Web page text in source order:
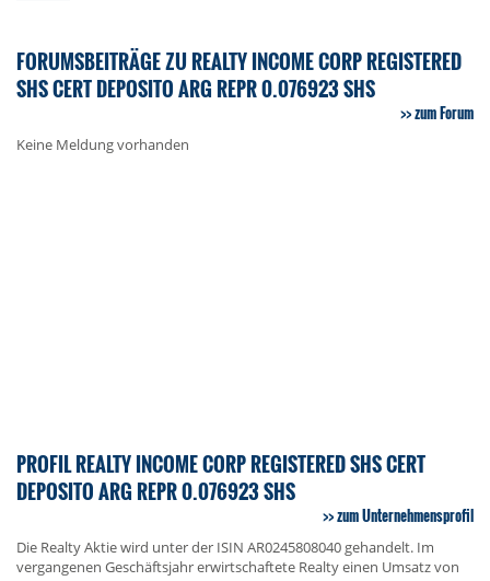
FORUMSBEITRÄGE ZU REALTY INCOME CORP REGISTERED
SHS CERT DEPOSITO ARG REPR 0.076923 SHS
zum Forum
Keine Meldung vorhanden
PROFIL REALTY INCOME CORP REGISTERED SHS CERT
DEPOSITO ARG REPR 0.076923 SHS
zum Unternehmensprofil
Die Realty Aktie wird unter der ISIN AR0245808040 gehandelt. Im
vergangenen Geschäftsjahr erwirtschaftete Realty einen Umsatz von